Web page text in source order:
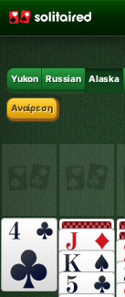
Yukon Russian Alaska
Αναίρεση